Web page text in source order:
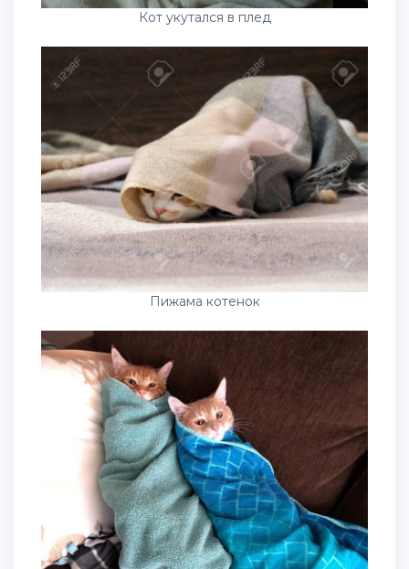
Кот укутался в плед
Пижама котенок